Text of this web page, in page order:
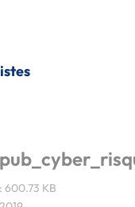
600.73 KB